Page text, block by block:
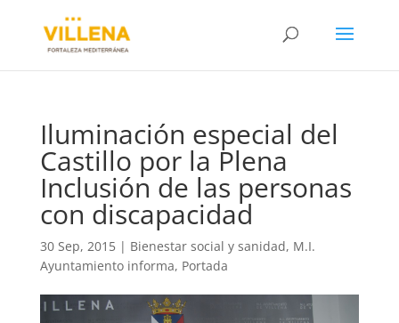
Iluminación especial del
Castillo por la Plena
Inclusión de las personas
con discapacidad
30 Sep, 2015| Bienestar social y sanidad, M.I.
Ayuntamiento informa, Portada